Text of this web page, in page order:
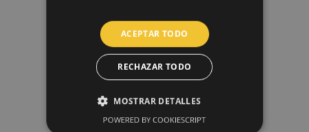
ACEPTAR TODO
RECHAZAR TODO
MOSTRAR DETALLES
POWERED BY COOKIESCRIPT